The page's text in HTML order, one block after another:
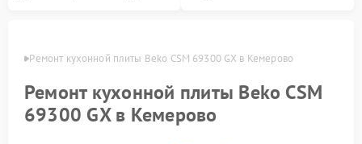
Ремонт кухонной плиты Beko CSM 69300 GX в Кемерово
Ремонт кухонной плиты Beko CSM
69300 GX в Кемерово